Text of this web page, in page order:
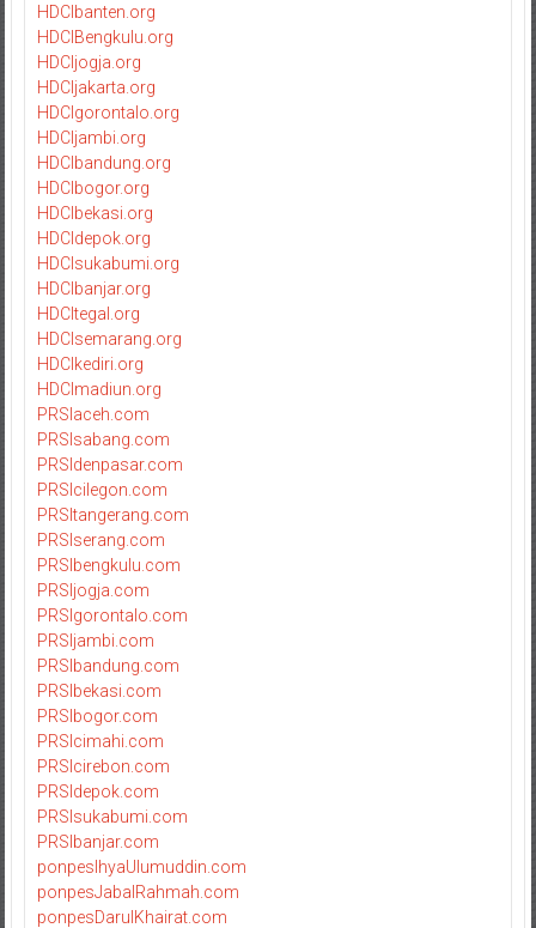
HDCIbanten.org
HDCIBengkulu.org
HDCIjogja.org
HDCIjakarta.org
HDCIgorontalo.org
HDCIjambi.org
HDCIbandung.org
HDCIbogor.org
HDCIbekasi.org
HDCIdepok.org
HDCIsukabumi.org
HDCIbanjar.org
HDCItegal.org
HDCIsemarang.org
HDCIkediri.org
HDCImadiun.org
PRSIaceh.com
PRSIsabang.com
PRSIdenpasar.com
PRSIcilegon.com
PRSItangerang.com
PRSIserang.com
PRSIbengkulu.com
PRSIjogja.com
PRSIgorontalo.com
PRSIjambi.com
PRSIbandung.com
PRSIbekasi.com
PRSIbogor.com
PRSIcimahi.com
PRSIcirebon.com
PRSIdepok.com
PRSIsukabumi.com
PRSIbanjar.com
ponpesIhyaUlumuddin.com
ponpesJabalRahmah.com
ponpesDarulKhairat.com